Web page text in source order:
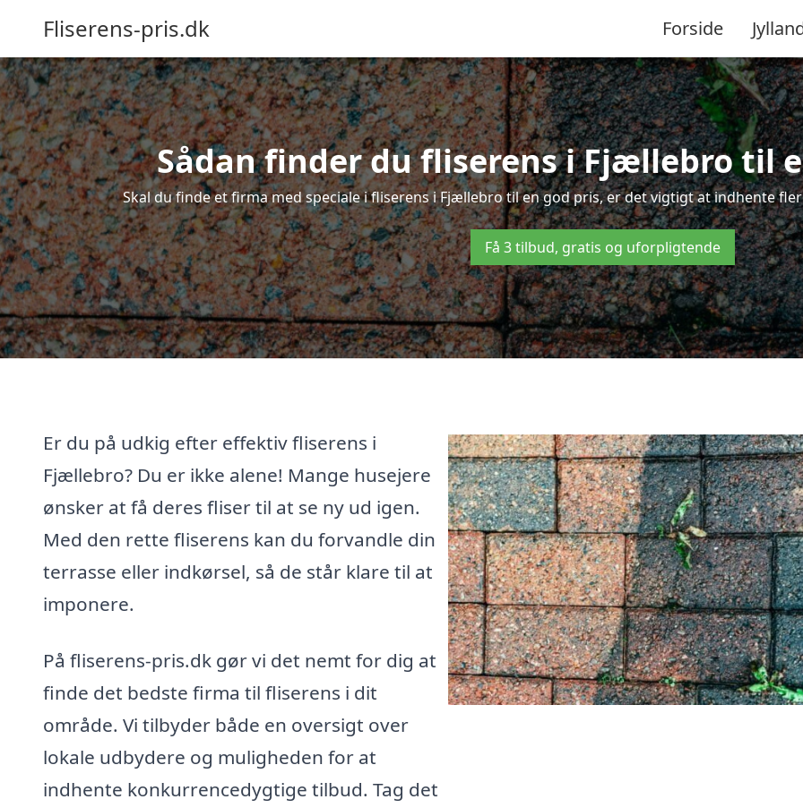
Fliserens-pris.dk Forside
Sådan finder du fliserens i Fjællebro til
Skal du finde et firma med speciale i fliserens i Fjællebro til en god pris, er det vigtigt at indhente
Få 3 tilbud, gratis og uforpligtende
Er du på udkig efter effektiv fliserens i
Fjællebro? Du er ikke alene! Mange husejere
ønsker at få deres fliser til at se ny ud igen.
Med den rette fliserens kan du forvandle din
terrasse eller indkørsel, så de står klare til at
imponere.
På fliserens-pris.dk gør vi det nemt for dig at
finde det bedste firma til fliserens i dit
område. Vi tilbyder både en oversigt over
lokale udbydere og muligheden for at
indhente konkurrencedygtige tilbud. Tag det